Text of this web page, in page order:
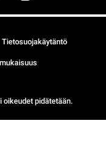
pidätetään.
Tietosuojakäytäntö